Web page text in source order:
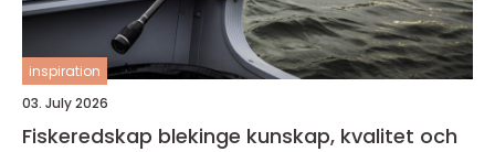
inspiration
03. July 2026
Fiskeredskap blekinge kunskap, kvalitet och